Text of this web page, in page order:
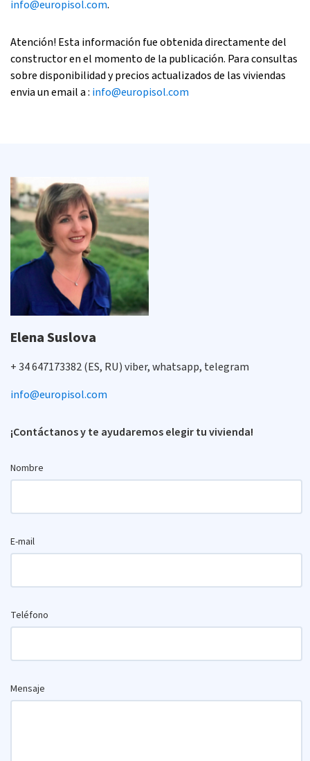
info@europisol.com.
Atención! Esta información fue obtenida directamente del
constructor en el momento de la publicación. Para consultas
sobre disponibilidad y precios actualizados de las viviendas
envia un email a : info@europisol.com
Elena Suslova
+ 34 647173382 (ES, RU) viber, whatsapp, telegram
info@europisol.com
¡Contáctanos y te ayudaremos elegir tu vivienda!
Nombre
E-mail
Teléfono
Mensaje